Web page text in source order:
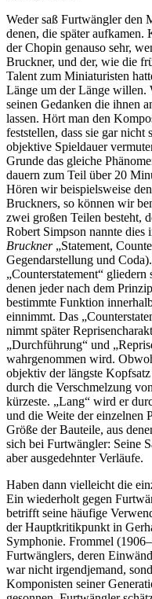
Weder saß Furtwängler den
denen, die später
der Chopin genauso sehr,
Bruckner, und der, wie die
Talent zum Miniaturisten
Länge um der Länge willen.
seinen Gedanken die ihnen
lassen. Hört man den
feststellen, dass sie gar
objektive Spieldauer
Grunde das gleiche
dauern zum Teil über 20
Hören wir beispielsweise
Bruckners, so können wir
zwei großen Teilen besteht,
Robert Simpson nannte dies
Bruckner„Statement,
Gegendarstellung und
„Counterstatement“
denen jeder nach dem
bestimmte Funktion
einnimmt. Das
nimmt später
„Durchführung“ und
wahrgenommen wird.
objektiv der längste
durch die Verschmelzung
kürzeste. „Lang“ wird er
und die Weite der einzelnen
Größe der Bauteile, aus
sich bei Furtwängler: Seine
aber ausgedehnter Verläufe.
Haben dann vielleicht die
Ein wiederholt gegen
betrifft seine häufige
der Hauptkritikpunkt in
Symphonie. Frommel
Furtwänglers, deren
war nicht irgendjemand,
Komponisten seiner